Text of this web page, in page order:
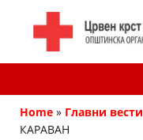
Home » Главни вести
КАРАВАН